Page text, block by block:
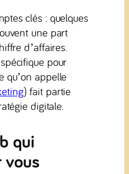
clés : quelques
une part
d’affaires.
pour
qu’on appelle
) fait partie
digitale.
qui